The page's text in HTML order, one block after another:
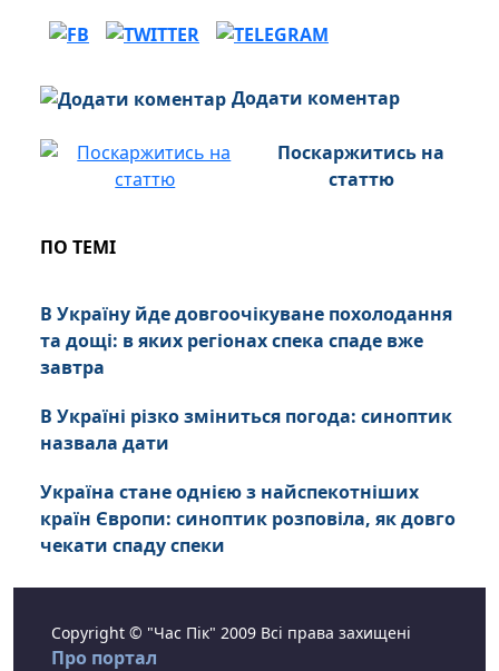
Додати коментар
Поскаржитись на
статтю
ПО ТЕМІ
В Україну йде довгоочікуване похолодання
та дощі: в яких регіонах спека спаде вже
завтра
В Україні різко зміниться погода: синоптик
назвала дати
Україна стане однією з найспекотніших
країн Європи: синоптик розповіла, як довго
чекати спаду спеки
Copyright © "Час Пік" 2009 Всі права захищені
Про портал